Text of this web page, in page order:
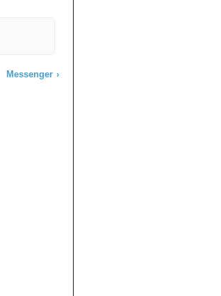
›
Messenger